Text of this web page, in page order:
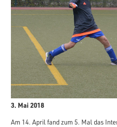
3. Mai 2018
Am 14. April fand zum 5. Mal das